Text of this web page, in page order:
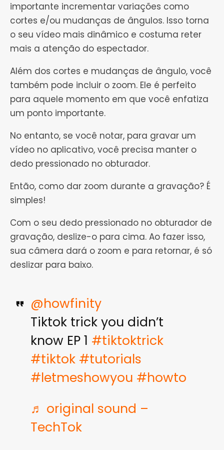
importante incrementar variações como
cortes e/ou mudanças de ângulos. Isso torna
o seu vídeo mais dinâmico e costuma reter
mais a atenção do espectador.
Além dos cortes e mudanças de ângulo, você
também pode incluir o zoom. Ele é perfeito
para aquele momento em que você enfatiza
um ponto importante.
No entanto, se você notar, para gravar um
vídeo no aplicativo, você precisa manter o
dedo pressionado no obturador.
Então, como dar zoom durante a gravação? É
simples!
Com o seu dedo pressionado no obturador de
gravação, deslize-o para cima. Ao fazer isso,
sua câmera dará o zoom e para retornar, é só
deslizar para baixo.
@howfinity
Tiktok trick you didn’t
know EP 1 #tiktoktrick
#tiktok #tutorials
#letmeshowyou #howto
♬ original sound –
TechTok